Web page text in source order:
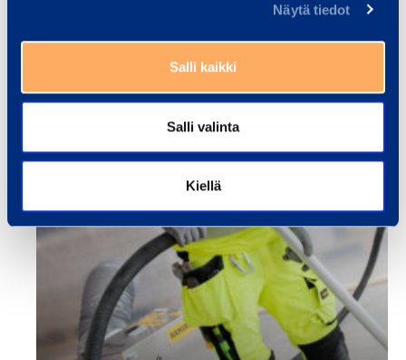
Näytä tiedot
Salli kaikki
Salli valinta
Kiellä